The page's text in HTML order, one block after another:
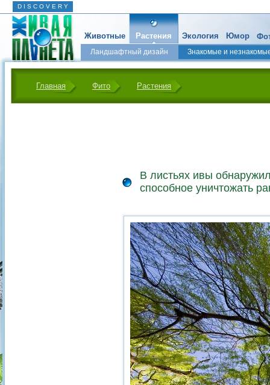
D I S C O V E R Y
Животные Растения
Ландшафтный дизайн Знакомые и
Экология Юмор
Главная Фито Растения
В листьях ивы
способное уничтожать